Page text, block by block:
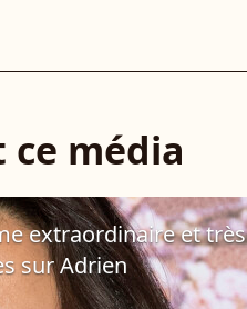
média
extraordinaire et très
sur Adrien